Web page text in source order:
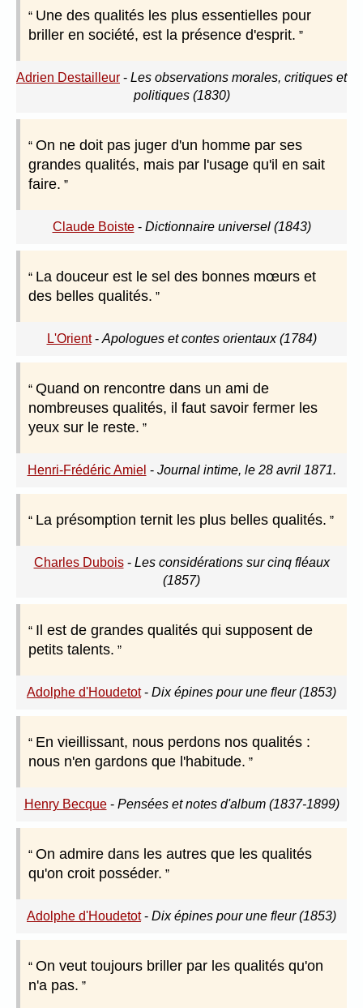
Une des qualités les plus essentielles pour
briller en société, est la présence d'esprit.
Adrien Destailleur - Les observations morales, critiques et
politiques (1830)
On ne doit pas juger d'un homme par ses
grandes qualités, mais par l'usage qu'il en sait
faire.
Claude Boiste- Dictionnaire universel (1843)
La douceur est le sel des bonnes mœurs et
des belles qualités.
L'Orient- Apologues et contes orientaux (1784)
Quand on rencontre dans un ami de
nombreuses qualités, il faut savoir fermer les
yeux sur le reste.
Henri-Frédéric Amiel - Journal intime, le 28 avril 1871.
La présomption ternit les plus belles qualités.
Charles Dubois- Les considérations sur cinq fléaux
(1857)
Il est de grandes qualités qui supposent de
petits talents.
Adolphe d'Houdetot- Dix épines pour une fleur (1853)
En vieillissant, nous perdons nos qualités :
nous n'en gardons que l'habitude.
Henry Becque- Pensées et notes d'album (1837-1899)
On admire dans les autres que les qualités
qu'on croit posséder.
Adolphe d'Houdetot- Dix épines pour une fleur (1853)
On veut toujours briller par les qualités qu'on
n'a pas.